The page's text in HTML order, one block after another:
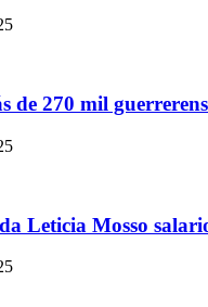
de 270 mil
Leticia Mosso